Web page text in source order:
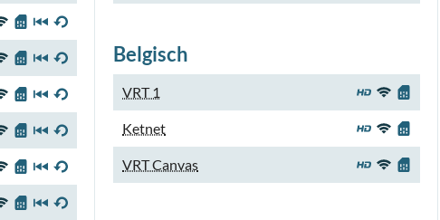
Belgisch
VRT 1
Ketnet
VRT Canvas